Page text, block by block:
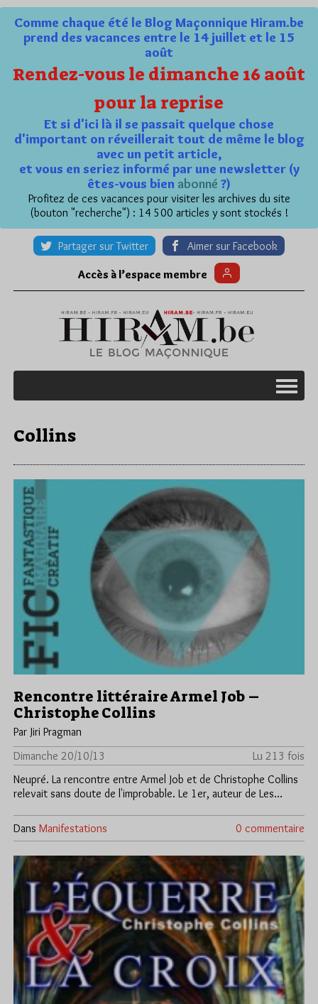
Comme chaque été le Blog Maçonnique Hiram.be
prend des vacances entre le 14 juillet et le 15
août
Rendez-vous le dimanche 16 août
pour la reprise
Et si d'ici là il se passait quelque chose
d'important on réveillerait tout de même le blog
avec un petit article,
et vous en seriez informé par une newsletter (y
êtes-vous bien abonné ?)
Profitez de ces vacances pour visiter les archives du site
(bouton "recherche") : 14 500 articles y sont stockés !
Partager sur Twitter Aimer sur Facebook
Accès à l’espace membre
Collins
Rencontre littéraire Armel Job –
Christophe Collins
Par Jiri Pragman
Dimanche 20/10/13
Lu 213 fois
Neupré. La rencontre entre Armel Job et de Christophe Collins
relevait sans doute de l'improbable. Le 1er, auteur de Les…
Dans Manifestations 0 commentaire